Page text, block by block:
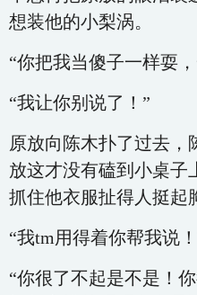
想装他的小梨涡。
“你把我当傻子一样耍
“我让你别说了！”
原放向陈木扑了过去，
放这才没有磕到小桌子
抓住他衣服扯得人挺起
“我tm用得着你帮我说
“你很了不起是不是！